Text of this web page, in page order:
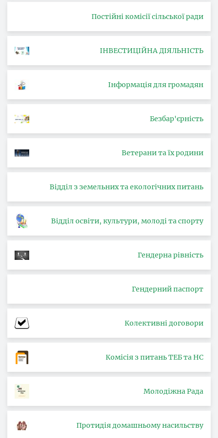
Постійні комісії сільської ради
ІНВЕСТИЦІЙНА ДІЯЛЬНІСТЬ
Інформація для громадян
Безбар'єрність
Ветерани та їх родини
Відділ з земельних та екологічних питань
Відділ освіти, культури, молоді та спорту
Гендерна рівність
Гендерний паспорт
Колективні договори
Комісія з питань ТЕБ та НС
Молодіжна Рада
Протидія домашньому насильству